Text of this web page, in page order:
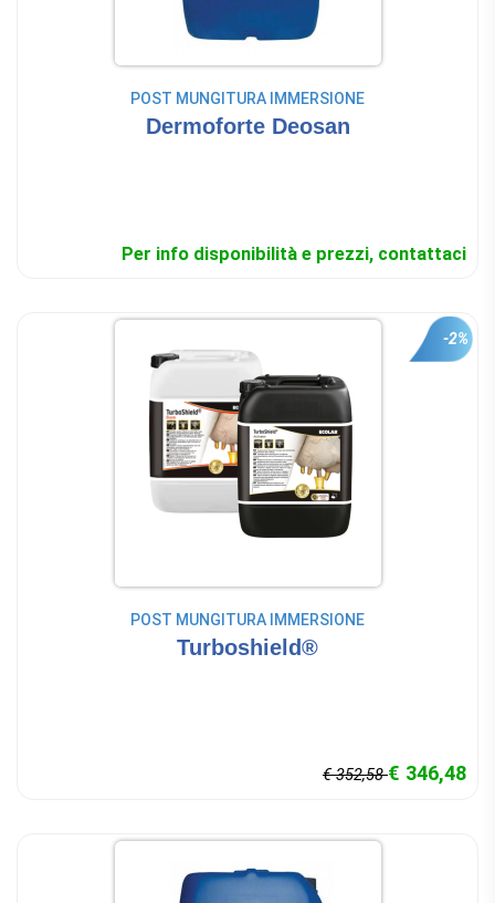
POST MUNGITURA IMMERSIONE
Dermoforte Deosan
Per info disponibilità e prezzi, contattaci
-2%
POST MUNGITURA IMMERSIONE
Turboshield®
€ 352,58€ 346,48